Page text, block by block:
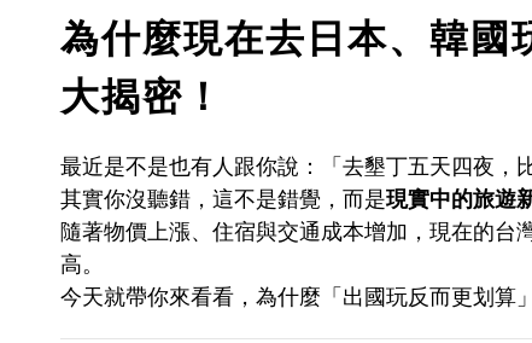
為什麼現在去日本、韓國
大揭密！
最近是不是也有人跟你說：「去墾丁五天四夜，
其實你沒聽錯，這不是錯覺，而是現實中的旅遊
隨著物價上漲、住宿與交通成本增加，現在的台
高。
今天就帶你來看看，為什麼「出國玩反而更划算